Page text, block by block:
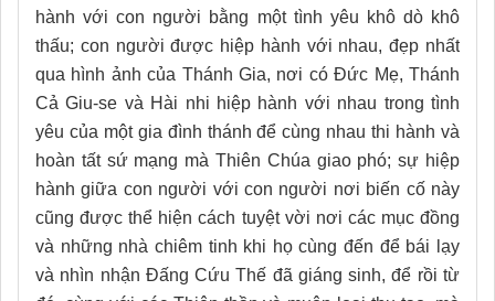
hành với con người bằng một tình yêu khô dò khô
thấu; con người được hiệp hành với nhau, đẹp nhất
qua hình ảnh của Thánh Gia, nơi có Đức Mẹ, Thánh
Cả Giu-se và Hài nhi hiệp hành với nhau trong tình
yêu của một gia đình thánh để cùng nhau thi hành và
hoàn tất sứ mạng mà Thiên Chúa giao phó; sự hiệp
hành giữa con người với con người nơi biến cố này
cũng được thể hiện cách tuyệt vời nơi các mục đồng
và những nhà chiêm tinh khi họ cùng đến để bái lạy
và nhìn nhận Đấng Cứu Thế đã giáng sinh, để rồi từ